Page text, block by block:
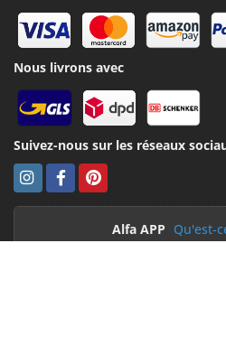
Nous livrons avec
Suivez-nous sur les réseaux
Alfa APP Qu'est-